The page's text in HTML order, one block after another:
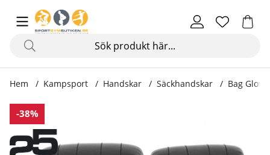
Hem Kampsport Handskar Säckhandskar Bag
-38%
Produktbilder Bag Gloves, black